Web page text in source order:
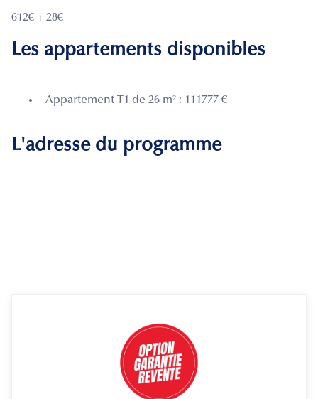
612€ + 28€
Les appartements disponibles
Appartement T1 de 26 m² : 111777 €
L'adresse du programme